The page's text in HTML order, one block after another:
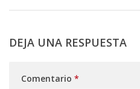
DEJA UNA RESPUESTA
Comentario *